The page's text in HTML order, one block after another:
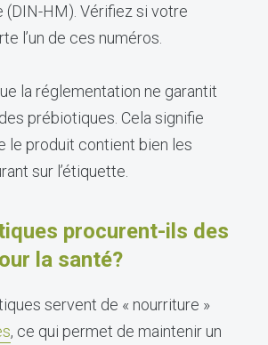
(DIN-HM). Vérifiez si votre
l’un de ces numéros.
la réglementation ne garantit
prébiotiques. Cela signifie
le produit contient bien les
sur l’étiquette.
procurent-ils des
la santé?
servent de « nourriture »
, ce qui permet de maintenir un